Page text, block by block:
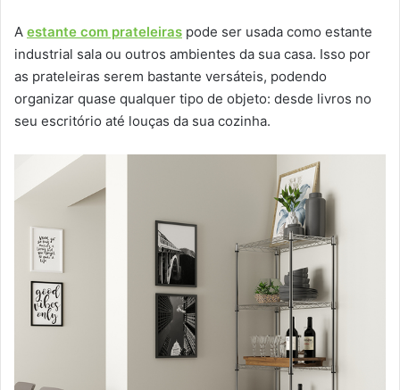
A estante com prateleiras pode ser usada como estante
industrial sala ou outros ambientes da sua casa. Isso por
as prateleiras serem bastante versáteis, podendo
organizar quase qualquer tipo de objeto: desde livros no
seu escritório até louças da sua cozinha.